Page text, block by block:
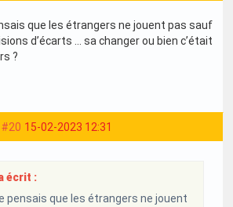
que les étrangers ne jouent pas sauf
d’écarts … sa changer ou bien c’était
?
#20 15-02-2023 12:31
écrit :
pensais que les étrangers ne jouent